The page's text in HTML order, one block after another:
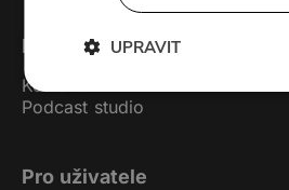
Forendors
Kontakt
Podcast studio
Pro uživatele
UPRAVIT